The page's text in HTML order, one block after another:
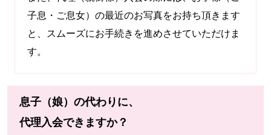
子息・ご息女）の最近のお写真をお持ち頂きます
と、スムーズにお手続きを進めさせていただけま
す。
息子（娘）の代わりに、
代理入会できますか？